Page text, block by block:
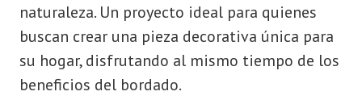
naturaleza. Un proyecto ideal para quienes
buscan crear una pieza decorativa única para
su hogar, disfrutando al mismo tiempo de los
beneficios del bordado.